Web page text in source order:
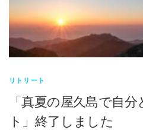
リトリート
「真夏の屋久島で自
ト」終了しました